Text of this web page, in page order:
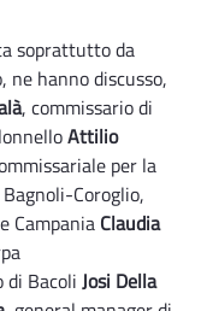
soprattutto da
hanno discusso,
, commissario di
Attilio
per la
Coroglio,
Campania Claudia
di Bacoli Josi Della